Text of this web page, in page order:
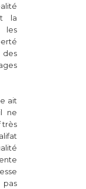
la
les
ait
ne
très